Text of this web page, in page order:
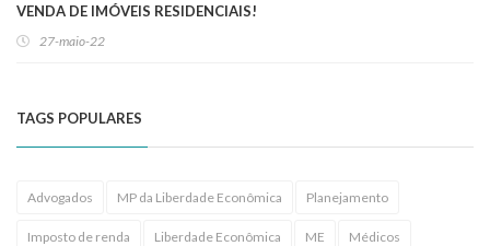
VENDA DE IMÓVEIS RESIDENCIAIS!
27-maio-22
TAGS POPULARES
Advogados MP da Liberdade Econômica Planejamento
Imposto de renda Liberdade Econômica ME Médicos